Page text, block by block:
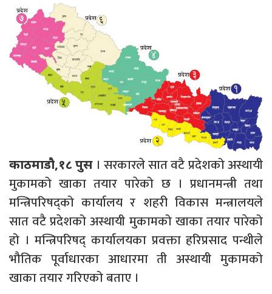
काठमाडौ,१८ पुस। सरकारले सात वटै प्रदेशको अस्थायी
मुकामको खाका तयार पारेको छ । प्रधानमन्त्री तथा
मन्त्रिपरिषद्को कार्यालय र शहरी विकास मन्त्रालयले
सात वटै प्रदेशको अस्थायी मुकामको खाका तयार पारेको
हो । मन्त्रिपरिषद् कार्यालयका प्रवक्ता हरिप्रसाद पन्थीले
भौतिक पूर्वाधारका आधारमा ती अस्थायी मुकामको
खाका तयार गरिएको बताए ।